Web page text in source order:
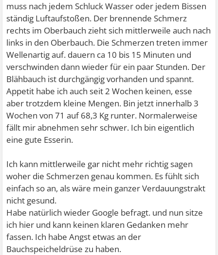
muss nach jedem Schluck Wasser oder jedem Bissen
ständig Luftaufstoßen. Der brennende Schmerz
rechts im Oberbauch zieht sich mittlerweile auch nach
links in den Oberbauch. Die Schmerzen treten immer
Wellenartig auf. dauern ca 10 bis 15 Minuten und
verschwinden dann wieder für ein paar Stunden. Der
Blähbauch ist durchgängig vorhanden und spannt.
Appetit habe ich auch seit 2 Wochen keinen, esse
aber trotzdem kleine Mengen. Bin jetzt innerhalb 3
Wochen von 71 auf 68,3 Kg runter. Normalerweise
fällt mir abnehmen sehr schwer. Ich bin eigentlich
eine gute Esserin.
Ich kann mittlerweile gar nicht mehr richtig sagen
woher die Schmerzen genau kommen. Es fühlt sich
einfach so an, als wäre mein ganzer Verdauungstrakt
nicht gesund.
Habe natürlich wieder Google befragt. und nun sitze
ich hier und kann keinen klaren Gedanken mehr
fassen. Ich habe Angst etwas an der
Bauchspeicheldrüse zu haben.